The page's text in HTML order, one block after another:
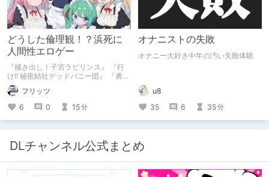
どうした倫理観！？浜死に
人間性エロゲー
『掻き出し！子宮ラビリンス』 『行
け!! 秘密結社デッドバニー団』 『勇者
ミアとツンツン猫サキュバス ~それで
も勇者はコロせない!~』 『めいどいん
めいど！』 本記事はねくすとテーマ
「人に薦めづらいけど好きな作
品」”ではない”です。 好きだったら人
フリッツ
6
0 15分
オナニストの失敗
オナニー大好き中年の汚い失敗体験
u8
35
6 35分
DLチャンネル公式まとめ